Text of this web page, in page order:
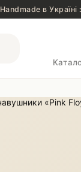
Handmade в